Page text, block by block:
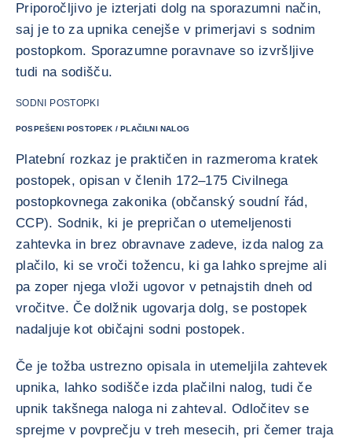
Priporočljivo je izterjati dolg na sporazumni način,
saj je to za upnika cenejše v primerjavi s sodnim
postopkom. Sporazumne poravnave so izvršljive
tudi na sodišču.
SODNI POSTOPKI
POSPEŠENI POSTOPEK / PLAČILNI NALOG
Platební rozkaz je praktičen in razmeroma kratek
postopek, opisan v členih 172–175 Civilnega
postopkovnega zakonika (občanský soudní řád,
CCP). Sodnik, ki je prepričan o utemeljenosti
zahtevka in brez obravnave zadeve, izda nalog za
plačilo, ki se vroči tožencu, ki ga lahko sprejme ali
pa zoper njega vloži ugovor v petnajstih dneh od
vročitve. Če dolžnik ugovarja dolg, se postopek
nadaljuje kot običajni sodni postopek.
Če je tožba ustrezno opisala in utemeljila zahtevek
upnika, lahko sodišče izda plačilni nalog, tudi če
upnik takšnega naloga ni zahteval. Odločitev se
sprejme v povprečju v treh mesecih, pri čemer traja